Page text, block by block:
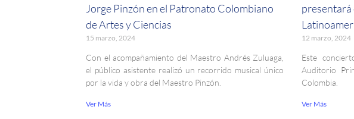
Jorge Pinzón en el Patronato Colombiano
de Artes y Ciencias
15 marzo, 2024
Con el acompañamiento del Maestro Andrés Zuluaga,
el público asistente realizó un recorrido musical único
por la vida y obra del Maestro Pinzón.
Ver Más
presentará
12 marzo, 2024
Este
Auditorio
Colombia.
Ver Más